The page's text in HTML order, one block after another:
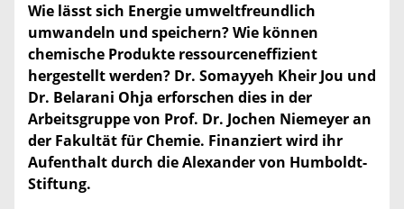
Wie lässt sich Energie umweltfreundlich
umwandeln und speichern? Wie können
chemische Produkte ressourceneffizient
hergestellt werden? Dr. Somayyeh Kheir Jou und
Dr. Belarani Ohja erforschen dies in der
Arbeitsgruppe von Prof. Dr. Jochen Niemeyer an
der Fakultät für Chemie. Finanziert wird ihr
Aufenthalt durch die Alexander von Humboldt-
Stiftung.